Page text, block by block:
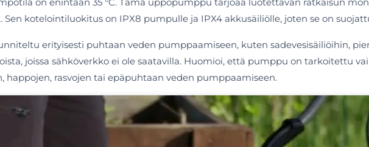
kotelointiluokitus on IPX8 pumpulle ja IPX4 akkusäiliölle, joten se on
erityisesti puhtaan veden pumppaamiseen, kuten sadevesisäiliöihin,
joissa sähköverkko ei ole saatavilla. Huomioi, että pumppu on tarkoitettu
happojen, rasvojen tai epäpuhtaan veden pumppaamiseen.